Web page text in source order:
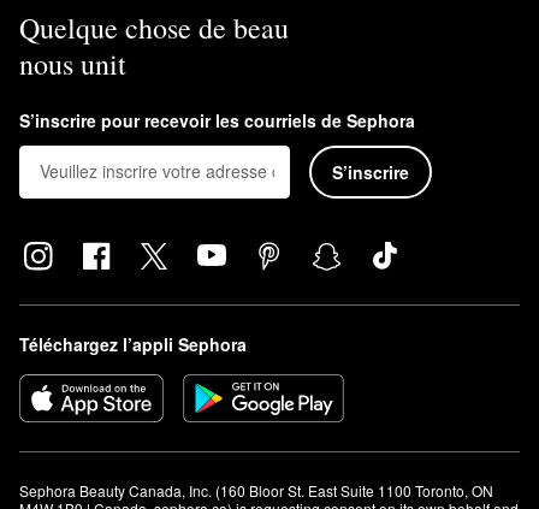
Quelque chose de beau
nous unit
S’inscrire pour recevoir les courriels de Sephora
S’inscrire
Téléchargez l’appli Sephora
Sephora Beauty Canada, Inc. (160 Bloor St. East Suite 1100 Toronto, ON